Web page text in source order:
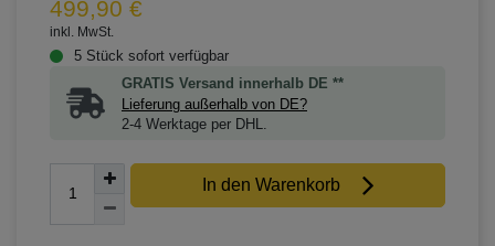
499,90 €
inkl. MwSt.
5 Stück sofort verfügbar
GRATIS Versand innerhalb DE **
Lieferung außerhalb von DE?
2-4 Werktage per DHL.
In den Warenkorb